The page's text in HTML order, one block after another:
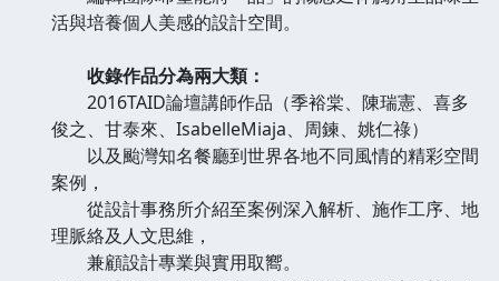
活與培養個人美感的設計空間。
收錄作品分為兩大類：
2016TAID論壇講師作品（季裕棠、陳瑞憲、喜多
俊之、甘泰來、IsabelleMiaja、周鍊、姚仁祿）
以及颱灣知名餐廳到世界各地不同風情的精彩空間
案例，
從設計事務所介紹至案例深入解析、施作工序、地
理脈絡及人文思維，
兼顧設計專業與實用取嚮。